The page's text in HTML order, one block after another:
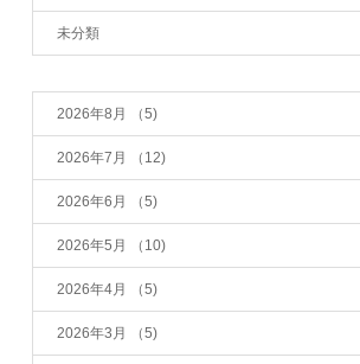
未分類
2026年8月 （5)
2026年7月 （12)
2026年6月 （5)
2026年5月 （10)
2026年4月 （5)
2026年3月 （5)